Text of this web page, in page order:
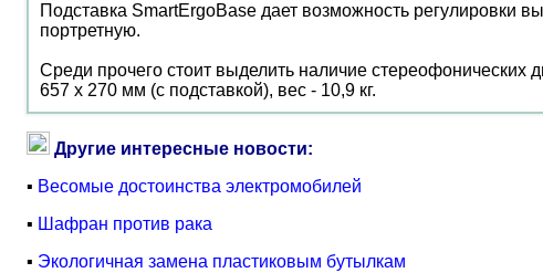
Подставка SmartErgoBase дает возможность регулировки
портретную.
Среди прочего стоит выделить наличие
657 х 270 мм (с подставкой), вес - 10,9 кг.
Другие интересные новости:
▪ Весомые достоинства электромобилей
▪ Шафран против рака
▪ Экологичная замена пластиковым бутылкам